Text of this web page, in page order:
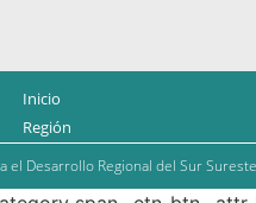
Inicio
Región
Antecedentes
FIDESUR
el Desarrollo Regional del Sur